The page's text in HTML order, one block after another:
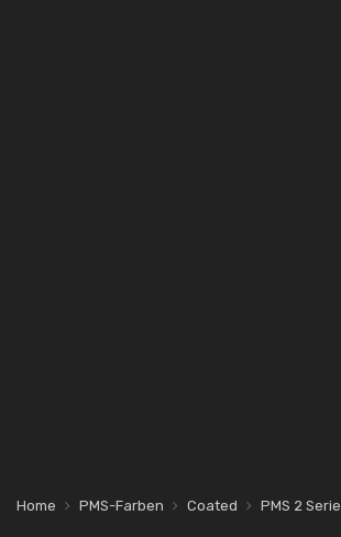
Home PMS-Farben Coated PMS 2 Serie